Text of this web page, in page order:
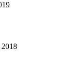
2018